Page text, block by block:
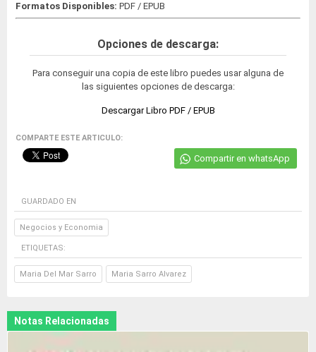
Formatos Disponibles: PDF / EPUB
Opciones de descarga:
Para conseguir una copia de este libro puedes usar alguna de
las siguientes opciones de descarga:
Descargar Libro PDF / EPUB
COMPARTE ESTE ARTICULO:
Compartir en whatsApp
GUARDADO EN
Negocios y Economia
ETIQUETAS:
Maria Del Mar Sarro Maria Sarro Alvarez
Notas Relacionadas